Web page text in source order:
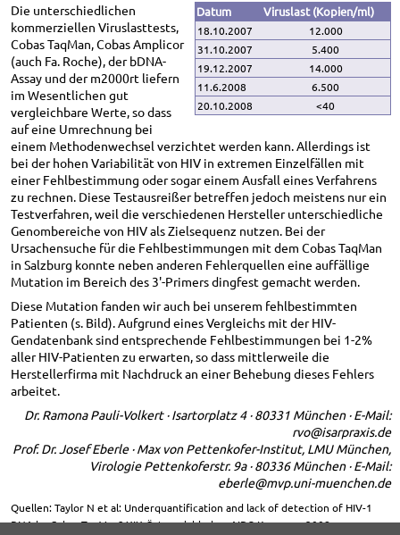
Datum Viruslast (Kopien/ml)
18.10.2007
12.000
31.10.2007
5.400
19.12.2007
14.000
11.6.2008
6.500
20.10.2008
<40
Die unterschiedlichen
kommerziellen Viruslasttests,
Cobas TaqMan, Cobas Amplicor
(auch Fa. Roche), der bDNA-
Assay und der m2000rt liefern
im Wesentlichen gut
vergleichbare Werte, so dass
auf eine Umrechnung bei
einem Methodenwechsel verzichtet werden kann. Allerdings ist
bei der hohen Variabilität von HIV in extremen Einzelfällen mit
einer Fehlbestimmung oder sogar einem Ausfall eines Verfahrens
zu rechnen. Diese Testausreißer betreffen jedoch meistens nur ein
Testverfahren, weil die verschiedenen Hersteller unterschiedliche
Genombereiche von HIV als Zielsequenz nutzen. Bei der
Ursachensuche für die Fehlbestimmungen mit dem Cobas TaqMan
in Salzburg konnte neben anderen Fehlerquellen eine auffällige
Mutation im Bereich des 3'-Primers dingfest gemacht werden.
Diese Mutation fanden wir auch bei unserem fehlbestimmten
Patienten (s. Bild). Aufgrund eines Vergleichs mit der HIV-
Gendatenbank sind entsprechende Fehlbestimmungen bei 1-2%
aller HIV-Patienten zu erwarten, so dass mittlerweile die
Herstellerfirma mit Nachdruck an einer Behebung dieses Fehlers
arbeitet.
Dr. Ramona Pauli-Volkert · Isartorplatz 4 · 80331 München · E-Mail:
rvo@isarpraxis.de
Prof. Dr. Josef Eberle · Max von Pettenkofer-Institut, LMU München,
Virologie Pettenkoferstr. 9a · 80336 München · E-Mail:
eberle@mvp.uni-muenchen.de
Quellen: Taylor N et al: Underquantification and lack of detection of HIV-1
RNA by Cobas TaqMan? XIX Österreichischer AIDS-Kongress 2008.